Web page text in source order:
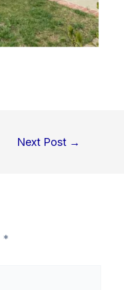
Next Post →
*